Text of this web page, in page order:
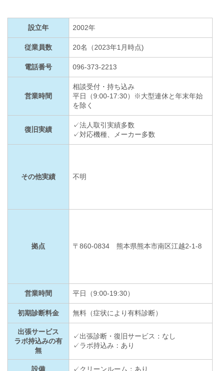
設立年 2002年
従業員数 20名（2023年1月時点)
電話番号 096-373-2213
営業時間
相談受付・持ち込み
平日（9:00-17:30）※大型連休と年末年始
を除く
復旧実績
✓法人取引実績多数
✓対応機種、メーカー多数
その他実績 不明
拠点 〒860-0834 熊本県熊本市南区江越2-1-8
営業時間 平日（9:00-19:30）
初期診断料金 無料（症状により有料診断）
出張サービス
ラボ持込みの有
無
✓出張診断・復旧サービス：なし
✓ラボ持込み：あり
設備 ✓クリーンルーム：あり